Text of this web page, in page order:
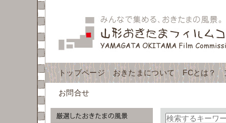
トップページ おきたまについて FCとは？
お問合せ